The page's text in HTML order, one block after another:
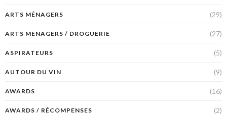
ARTS MÉNAGERS (29)
ARTS MENAGERS / DROGUERIE (27)
ASPIRATEURS (5)
AUTOUR DU VIN (9)
AWARDS (16)
AWARDS / RÉCOMPENSES (2)